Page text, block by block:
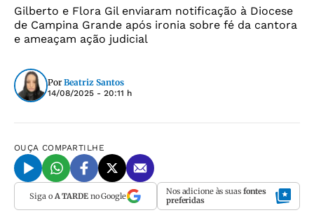
Gilberto e Flora Gil enviaram notificação à Diocese
de Campina Grande após ironia sobre fé da cantora
e ameaçam ação judicial
Por Beatriz Santos
14/08/2025 - 20:11 h
OUÇA COMPARTILHE
Siga o A TARDEno Google Nos adicione às suas fontes
preferidas